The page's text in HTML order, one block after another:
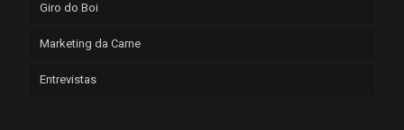
Giro do Boi
Marketing da Carne
Entrevistas